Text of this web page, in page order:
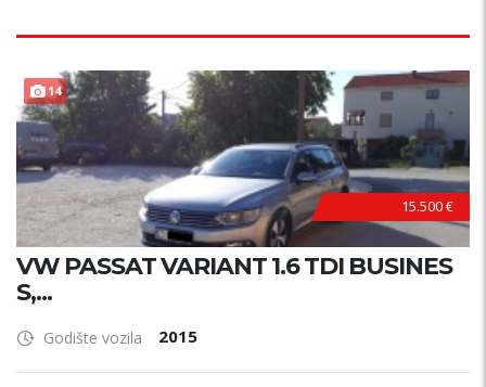
14
15.500 €
VW PASSAT VARIANT 1.6 TDI BUSINES
S,...
Godište vozila 2015